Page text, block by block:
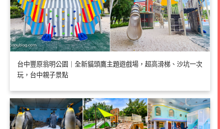
台中豐原翁明公園｜全新貓頭鷹主題遊戲場，超高滑梯、沙坑一次
玩，台中親子景點